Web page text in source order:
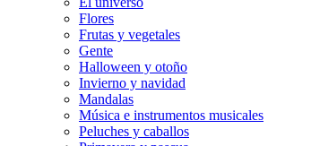
Flores
Frutas y vegetales
Gente
Halloween y otoño
Invierno y navidad
Mandalas
Música e instrumentos musicales
Peluches y caballos